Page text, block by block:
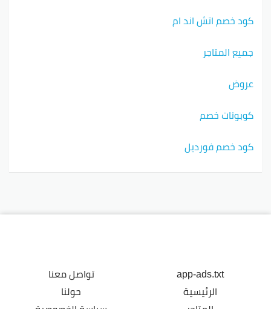
كود خصم اتش اند ام
جميع المتاجر
عروض
كوبونات خصم
كود خصم فورديل
app-ads.txt
الرئيسية
تواصل معنا
حولنا